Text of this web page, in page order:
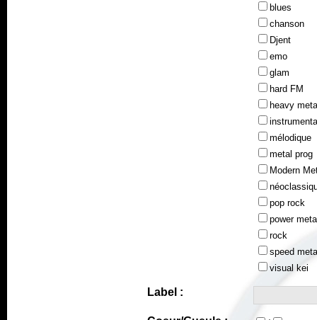
blues
chanson
Djent
emo
glam
hard FM
heavy
mélodique
metal prog
Modern
pop rock
power
rock
speed
visual kei
Label :